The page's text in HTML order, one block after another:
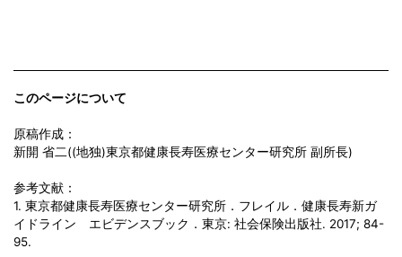
このページについて
原稿作成：
新開 省二((地独)東京都健康長寿医療センター研究所 副所長)
参考文献：
1. 東京都健康長寿医療センター研究所．フレイル．健康長寿新ガ
イドライン エビデンスブック．東京: 社会保険出版社. 2017; 84-
95.